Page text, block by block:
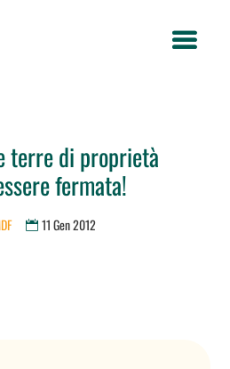
terre di proprietà
fermata!
11 Gen 2012